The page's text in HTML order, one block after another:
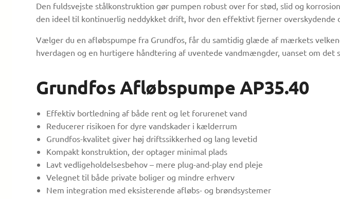
Den fuldsvejste stålkonstruktion gør pumpen robust over for stød, slid og
den ideel til kontinuerlig neddykket drift, hvor den effektivt fjerner
Vælger du en afløbspumpe fra Grundfos, får du samtidig glæde af mærkets
hverdagen og en hurtigere håndtering af uventede vandmængder, uanset om det
Grundfos Afløbspumpe AP35.40
Effektiv bortledning af både rent og let forurenet vand
Reducerer risikoen for dyre vandskader i kælderrum
Grundfos-kvalitet giver høj driftssikkerhed og lang levetid
Kompakt konstruktion, der optager minimal plads
Lavt vedligeholdelsesbehov – mere plug-and-play end pleje
Velegnet til både private boliger og mindre erhverv
Nem integration med eksisterende afløbs- og brøndsystemer